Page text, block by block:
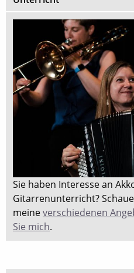
Sie haben Interesse an
Gitarrenunterricht?
meineverschiedenen
Sie mich.